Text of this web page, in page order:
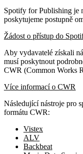
Spotify for Publishing je
poskytujeme postupně
Žádost o přístup do
Aby vydavatelé získali
musí poskytnout
CWR (Common Works
Více informací o CWR
Následující nástroje pro
formátu CWR:
Vistex
ALV
Backbeat